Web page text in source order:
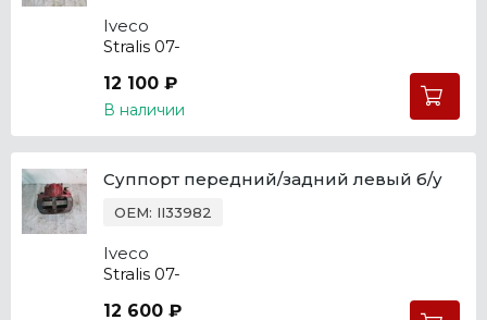
Iveco
Stralis 07-
12 100 ₽
В наличии
Суппорт передний/задний левый б/у
OEM: II33982
Iveco
Stralis 07-
12 600 ₽